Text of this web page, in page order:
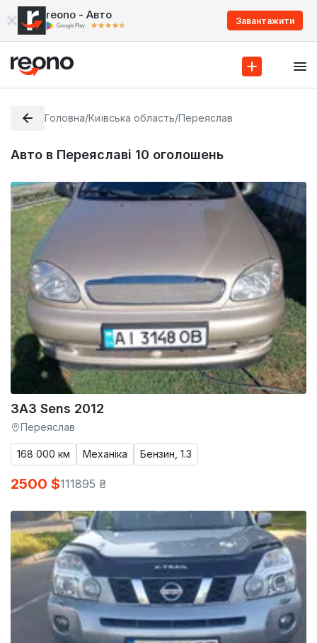
reono - Авто Завантажити
Головна/Київська область/Переяслав
Авто в Переяславі 10 оголошень
ЗАЗ Sens 2012
Переяслав
168 000 км Механіка Бензин, 1.3
2500 $111895 ₴